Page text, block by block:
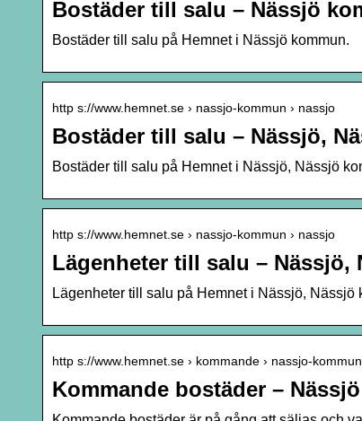
Bostäder till salu – Nässjö
Bostäder till salu på Hemnet i Nässjö kommun.
http s://www.hemnet.se › nassjo-kommun › nassjo
Bostäder till salu – Nässjö,
Bostäder till salu på Hemnet i Nässjö, Nässjö
http s://www.hemnet.se › nassjo-kommun › nassjo
Lägenheter till salu – Nässjö,
Lägenheter till salu på Hemnet i Nässjö, Nässjö
http s://www.hemnet.se › kommande › nassjo-kommun
Kommande bostäder –